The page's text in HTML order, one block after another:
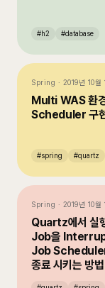
#h2 #database
Spring · 2019년 10월
Multi WAS 환
Scheduler 구
#spring #quartz
Spring · 2019년 10월
Quartz에서 실
Job을
Job
종료 시키는 방법